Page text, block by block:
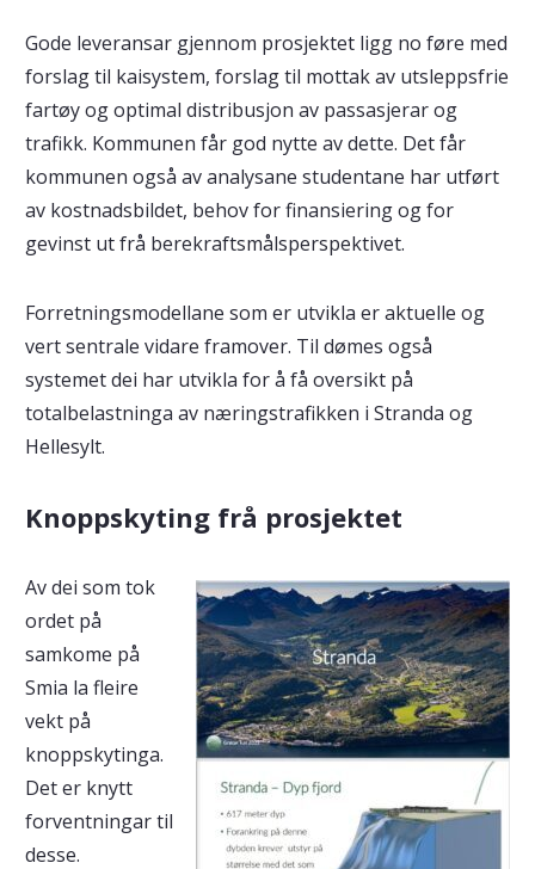
Gode leveransar gjennom prosjektet ligg no føre med
forslag til kaisystem, forslag til mottak av utsleppsfrie
fartøy og optimal distribusjon av passasjerar og
trafikk. Kommunen får god nytte av dette. Det får
kommunen også av analysane studentane har utført
av kostnadsbildet, behov for finansiering og for
gevinst ut frå berekraftsmålsperspektivet.
Forretningsmodellane som er utvikla er aktuelle og
vert sentrale vidare framover. Til dømes også
systemet dei har utvikla for å få oversikt på
totalbelastninga av næringstrafikken i Stranda og
Hellesylt.
Knoppskyting frå prosjektet
Av dei som tok
ordet på
samkome på
Smia la fleire
vekt på
knoppskytinga.
Det er knytt
forventningar til
desse.